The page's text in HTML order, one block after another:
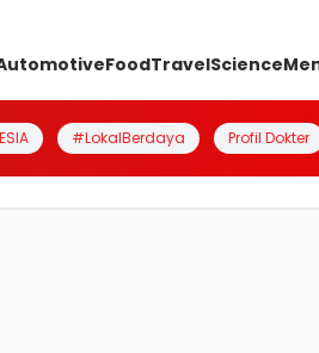
FoodTravelScience
#LokalBerdaya Profil Dokter